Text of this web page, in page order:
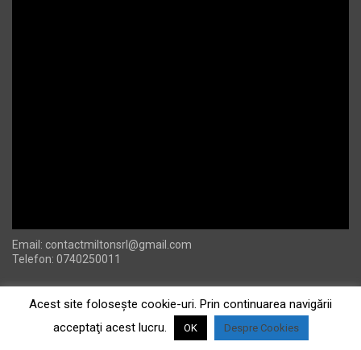
Email: contactmiltonsrl@gmail.com
Telefon: 0740250011
Acest site foloseşte cookie-uri. Prin continuarea navigării
acceptaţi acest lucru.
OK Despre Cookies